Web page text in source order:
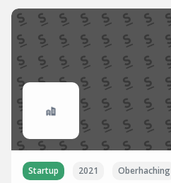
Startup 2021 Oberhaching